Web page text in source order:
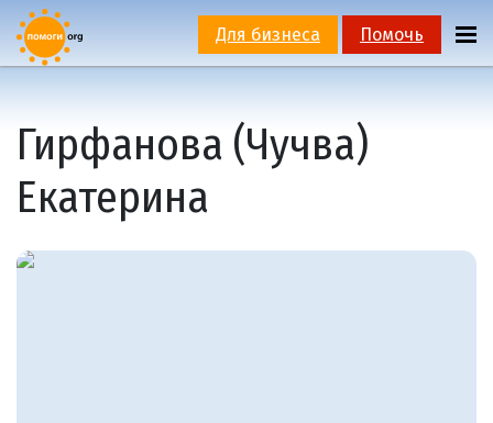
Для бизнеса Помочь
Гирфанова (Чучва)
Екатерина